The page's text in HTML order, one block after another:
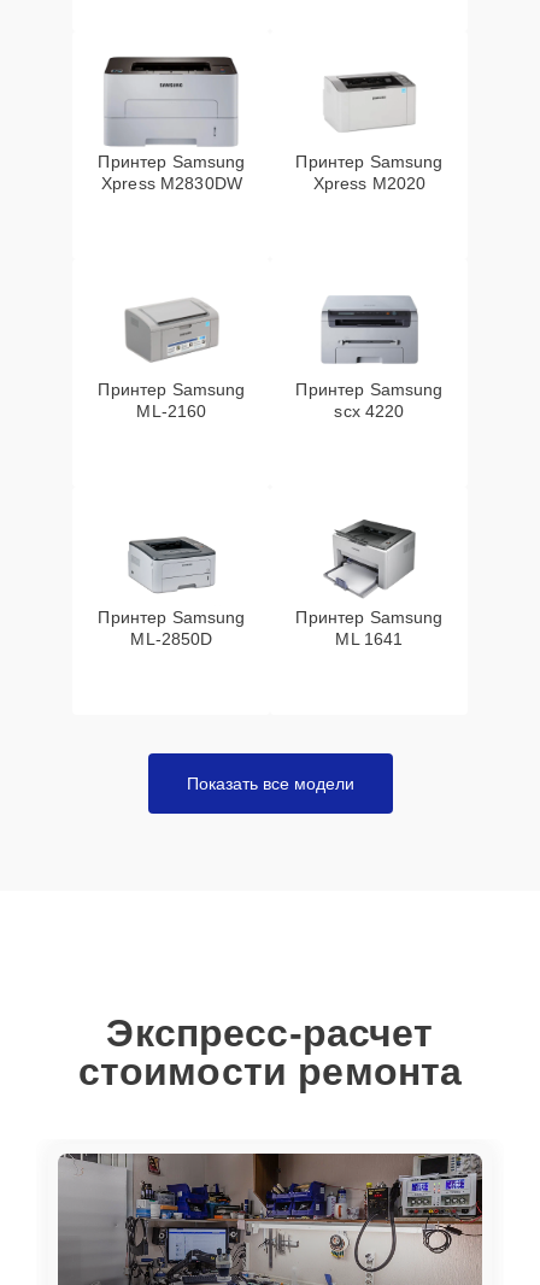
Принтер Samsung
Xpress M2830DW
Принтер Samsung
Xpress M2020
Принтер Samsung
ML-2160
Принтер Samsung
scx 4220
Принтер Samsung
ML-2850D
Принтер Samsung
ML 1641
Показать все модели
Экспресс-расчет
стоимости ремонта